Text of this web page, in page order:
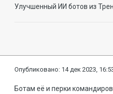
Улучшенный ИИ ботов из
Опубликовано: 14 дек 2023,
Ботам её и перки